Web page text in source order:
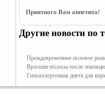
Приятного Вам аппетита!
Другие новости по
Преждевременное половое
Вросшие волосы после
Гипоаллергенная диета для